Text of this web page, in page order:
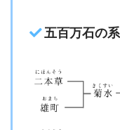
五百万石の